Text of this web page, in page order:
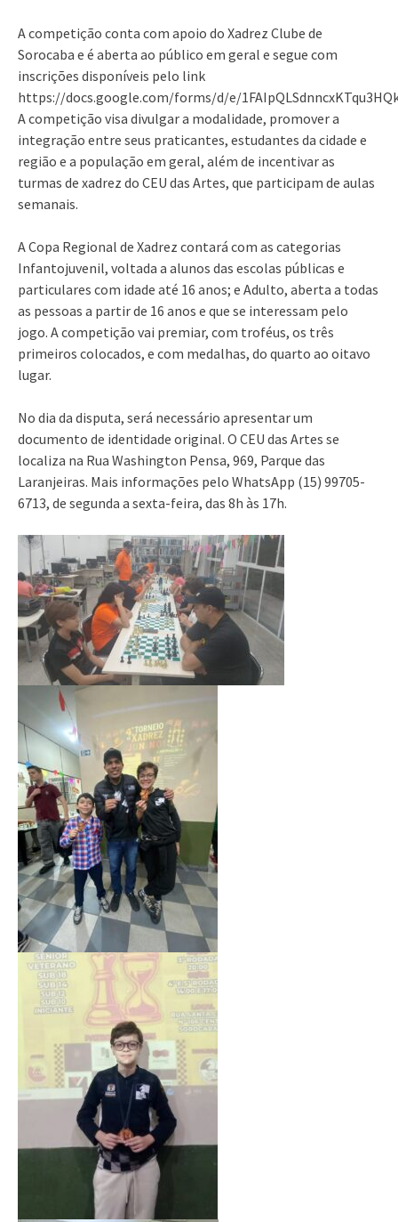
A competição conta com apoio do Xadrez Clube de
Sorocaba e é aberta ao público em geral e segue com
inscrições disponíveis pelo link
https://docs.google.com/forms/d/e/
A competição visa divulgar a modalidade, promover a
integração entre seus praticantes, estudantes da cidade e
região e a população em geral, além de incentivar as
turmas de xadrez do CEU das Artes, que participam de aulas
semanais.
A Copa Regional de Xadrez contará com as categorias
Infantojuvenil, voltada a alunos das escolas públicas e
particulares com idade até 16 anos; e Adulto, aberta a todas
as pessoas a partir de 16 anos e que se interessam pelo
jogo. A competição vai premiar, com troféus, os três
primeiros colocados, e com medalhas, do quarto ao oitavo
lugar.
No dia da disputa, será necessário apresentar um
documento de identidade original. O CEU das Artes se
localiza na Rua Washington Pensa, 969, Parque das
Laranjeiras. Mais informações pelo WhatsApp (15) 99705-
6713, de segunda a sexta-feira, das 8h às 17h.